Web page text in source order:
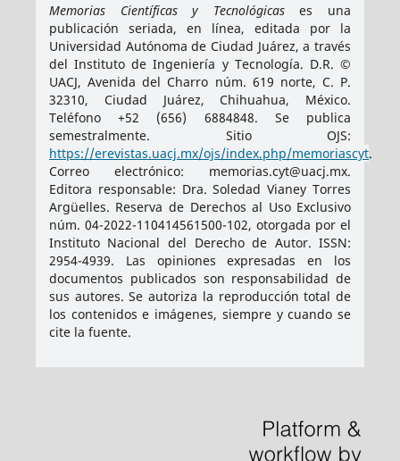
Memorias Científicas y Tecnológicases una
publicación seriada, en línea, editada por la
Universidad Autónoma de Ciudad Juárez, a través
del Instituto de Ingeniería y Tecnología. D.R. ©
UACJ, Avenida del Charro núm. 619 norte, C. P.
32310, Ciudad Juárez, Chihuahua, México.
Teléfono +52 (656) 6884848. Se publica
semestralmente. Sitio OJS:
https://erevistas.uacj.mx/ojs/index.php/memoriascyt.
Correo electrónico: memorias.cyt@uacj.mx.
Editora responsable: Dra. Soledad Vianey Torres
Argüelles. Reserva de Derechos al Uso Exclusivo
núm. 04-2022-110414561500-102, otorgada por el
Instituto Nacional del Derecho de Autor. ISSN:
2954-4939. Las opiniones expresadas en los
documentos publicados son responsabilidad de
sus autores. Se autoriza la reproducción total de
los contenidos e imágenes, siempre y cuando se
cite la fuente.